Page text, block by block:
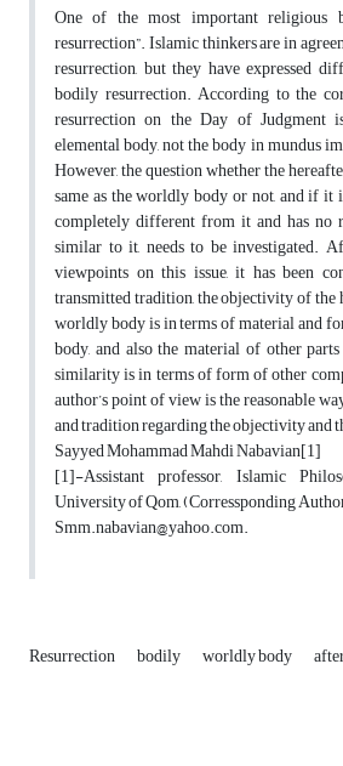
One of the most important religious
resurrection”. Islamic thinkers are in
resurrection, but they have expressed
bodily resurrection. According to the
resurrection on the Day of Judgment
elemental body, not the body in mundus
However, the question whether the
same as the worldly body or not, and if
completely different from it and has no
similar to it, needs to be investigated.
viewpoints on this issue, it has been
transmitted tradition, the objectivity of
worldly body is in terms of material and
body, and also the material of other
similarity is in terms of form of other
author’s point of view is the reasonable
and tradition regarding the objectivity and
Sayyed Mohammad Mahdi Nabavian[1]
[1]-Assistant professor, Islamic
University of Qom, (Corressponding
Smm.nabavian@yahoo.com.
Resurrection bodily worldly body